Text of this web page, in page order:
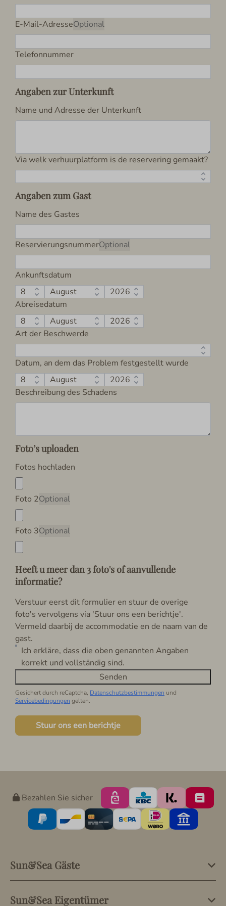
E-Mail-AdresseOptional
Telefonnummer
Angaben zur Unterkunft
Name und Adresse der Unterkunft
Via welk verhuurplatform is de reservering gemaakt?
Angaben zum Gast
Name des Gastes
ReservierungsnummerOptional
Ankunftsdatum
Abreisedatum
Art der Beschwerde
Datum, an dem das Problem festgestellt wurde
Beschreibung des Schadens
Foto’s uploaden
Fotos hochladen
Foto 2Optional
Foto 3Optional
Heeft u meer dan 3 foto's of aanvullende
informatie?
Verstuur eerst dit formulier en stuur de overige
foto's vervolgens via 'Stuur ons een berichtje'.
Vermeld daarbij de accommodatie en de naam van de
gast.
Ich erkläre, dass die oben genannten Angaben
korrekt und vollständig sind.
Senden
Gesichert durch reCaptcha, Datenschutzbestimmungen und
Servicebedingungen gelten.
Stuur ons een berichtje
Bezahlen Sie sicher
Sun&Sea Gäste
Sun&Sea Eigentümer